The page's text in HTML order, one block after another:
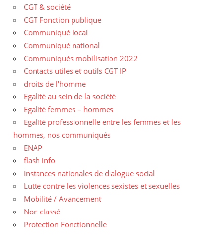
CGT & société
CGT Fonction publique
Communiqué local
Communiqué national
Communiqués mobilisation 2022
Contacts utiles et outils CGT IP
droits de l'homme
Egalité au sein de la société
Egalité femmes – hommes
Egalité professionnelle entre les femmes et les
hommes, nos communiqués
ENAP
flash info
Instances nationales de dialogue social
Lutte contre les violences sexistes et sexuelles
Mobilité / Avancement
Non classé
Protection Fonctionnelle